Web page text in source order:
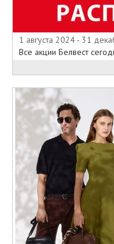
1 августа 2024 - 31
Все акции Белвест